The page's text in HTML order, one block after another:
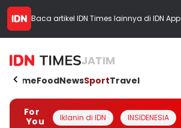
Baca artikel IDN Times lainnya di IDN App
JATIM
HomeFoodNewsSportTravel
For
You
Iklanin di IDN INSIDENESIA